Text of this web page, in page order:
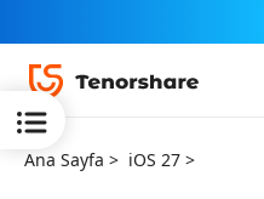
Ana Sayfa > iOS 27 >